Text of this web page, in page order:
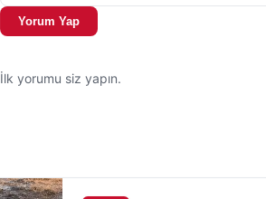
Yorum Yap
İlk yorumu siz yapın.